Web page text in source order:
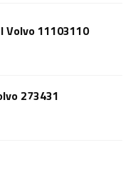
Volvo 11103110
273431